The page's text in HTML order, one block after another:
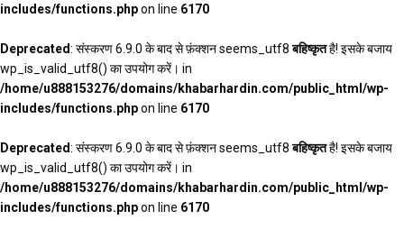
includes/functions.phpon line 6170
Deprecated: संस्करण 6.9.0 के बाद से फ़ंक्शन seems_utf8बहिष्कृतहै! इसके बजाय
wp_is_valid_utf8() का उपयोग करें। in
/home/u888153276/domains/khabarhardin.com/public_html/wp-
includes/functions.phpon line 6170
Deprecated: संस्करण 6.9.0 के बाद से फ़ंक्शन seems_utf8बहिष्कृतहै! इसके बजाय
wp_is_valid_utf8() का उपयोग करें। in
/home/u888153276/domains/khabarhardin.com/public_html/wp-
includes/functions.phpon line 6170